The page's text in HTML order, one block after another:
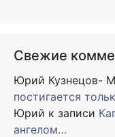
Свежие
Юрий Кузнецов-
постигается
Юрий к записи
ангелом…